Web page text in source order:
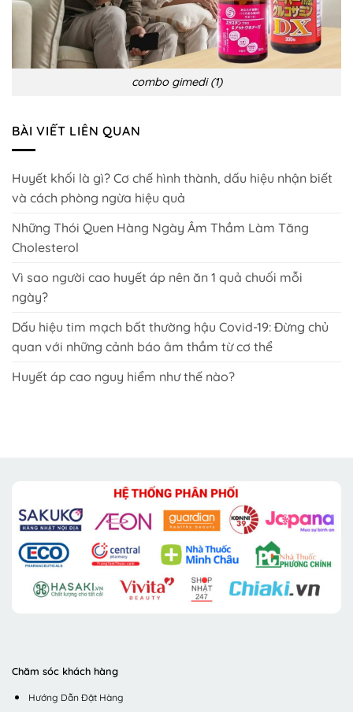
combo gimedi (1)
BÀI VIẾT LIÊN QUAN
Huyết khối là gì? Cơ chế hình thành, dấu hiệu nhận biết
và cách phòng ngừa hiệu quả
Những Thói Quen Hàng Ngày Âm Thầm Làm Tăng
Cholesterol
Vì sao người cao huyết áp nên ăn 1 quả chuối mỗi
ngày?
Dấu hiệu tim mạch bất thường hậu Covid-19: Đừng chủ
quan với những cảnh báo âm thầm từ cơ thể
Huyết áp cao nguy hiểm như thế nào?
Chăm sóc khách hàng
Hướng Dẫn Đặt Hàng